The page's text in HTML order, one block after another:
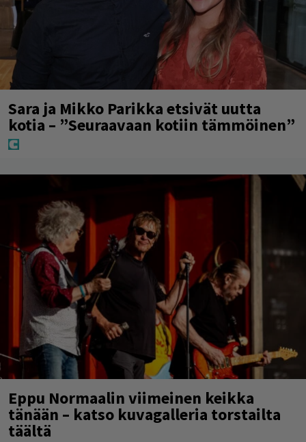
Sara ja Mikko Parikka etsivät uutta
kotia – ”Seuraavaan kotiin tämmöinen”
Eppu Normaalin viimeinen keikka
tänään – katso kuvagalleria torstailta
täältä